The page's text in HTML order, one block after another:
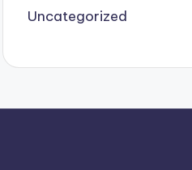
Uncategorized